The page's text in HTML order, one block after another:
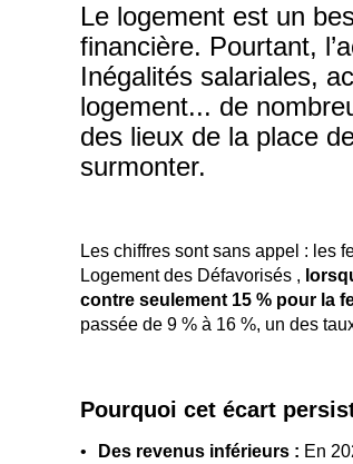
Le logement est un
financière. Pourtant,
Inégalités salariales,
logement... de
des lieux de la place
surmonter.
Les chiffres sont sans appel : les
Logement des Défavorisés ,
contre seulement 15 % pour la
passée de 9 % à 16 %, un des
Pourquoi cet écart
Des revenus inférieurs : En